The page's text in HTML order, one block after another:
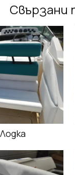
Свързани